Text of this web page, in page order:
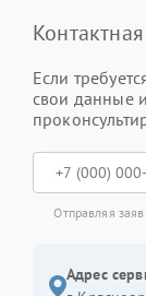
Если
свои данные
Отправляя
Адрес